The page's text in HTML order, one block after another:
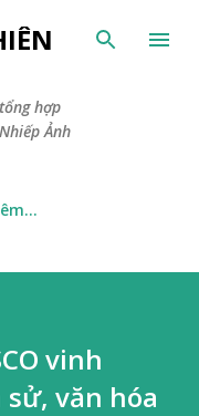
chính
hợp
Ảnh
vinh
văn hóa